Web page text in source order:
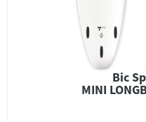
Bic
MINI